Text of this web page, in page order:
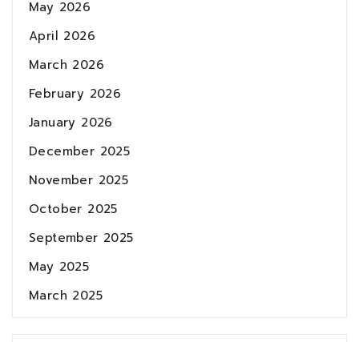
May 2026
April 2026
March 2026
February 2026
January 2026
December 2025
November 2025
October 2025
September 2025
May 2025
March 2025